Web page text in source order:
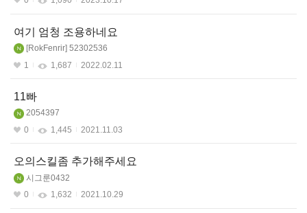
여기 엄청 조용하네요
RokFenrir 52302536
1
1,687 2022.02.11
11빠
2054397
0
1,445 2021.11.03
오의스킬좀 추가해주세요
시그룬0432
0
1,632 2021.10.29